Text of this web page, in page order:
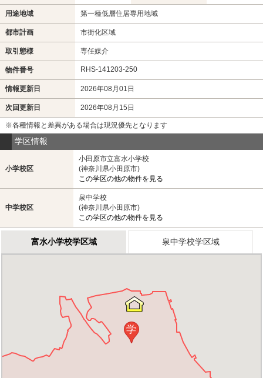
用途地域 第一種低層住居専用地域
都市計画 市街化区域
取引態様 専任媒介
物件番号 RHS-141203-250
情報更新日 2026年08月01日
次回更新日 2026年08月15日
※各種情報と差異がある場合は現況優先となります
学区情報
小学校区
小田原市立富水小学校
(神奈川県小田原市)
この学区の他の物件を見る
中学校区
泉中学校
(神奈川県小田原市)
この学区の他の物件を見る
富水小学校学区域 泉中学校学区域
学